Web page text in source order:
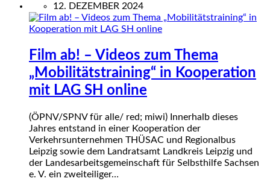
12. DEZEMBER 2024
Film ab! – Videos zum Thema
„Mobilitätstraining“ in Kooperation
mit LAG SH online
(ÖPNV/SPNV für alle/ red; miwi) Innerhalb dieses
Jahres entstand in einer Kooperation der
Verkehrsunternehmen THÜSAC und Regionalbus
Leipzig sowie dem Landratsamt Landkreis Leipzig und
der Landesarbeitsgemeinschaft für Selbsthilfe Sachsen
e. V. ein zweiteiliger…